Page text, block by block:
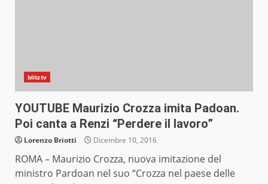
blitztv
YOUTUBE Maurizio Crozza imita Padoan.
Poi canta a Renzi “Perdere il lavoro”
Lorenzo Briotti Dicembre 10, 2016
ROMA – Maurizio Crozza, nuova imitazione del
ministro Pardoan nel suo “Crozza nel paese delle